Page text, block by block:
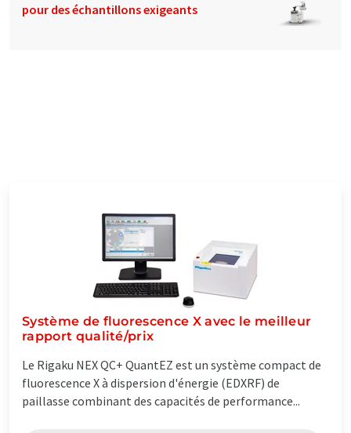
pour des échantillons exigeants
Système de fluorescence X avec le meilleur
rapport qualité/prix
Le Rigaku NEX QC+ QuantEZ est un système compact de
fluorescence X à dispersion d'énergie (EDXRF) de
paillasse combinant des capacités de performance...